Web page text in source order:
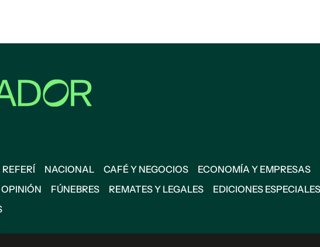
REFERÍ NACIONAL CAFÉ Y NEGOCIOS ECONOMÍA Y EMPRESAS
OPINIÓN FÚNEBRES REMATES Y LEGALES EDICIONES ESPECIALES